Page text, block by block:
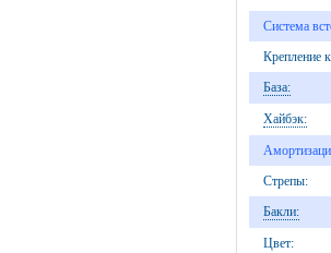
Система
Крепление
База:
Хайбэк:
Стрепы:
Бакли:
Цвет: